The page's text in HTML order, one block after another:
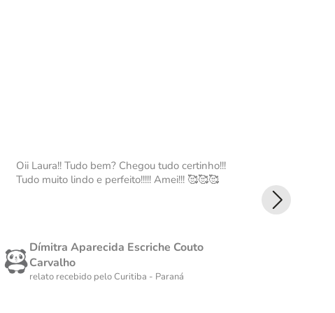
Oii Laura!! Tudo bem? Chegou tudo certinho!!!
Tudo muito lindo e perfeito!!!!! Amei!!! 🥰🥰🥰
Dímitra Aparecida Escriche Couto
Carvalho
relato recebido pelo Curitiba - Paraná